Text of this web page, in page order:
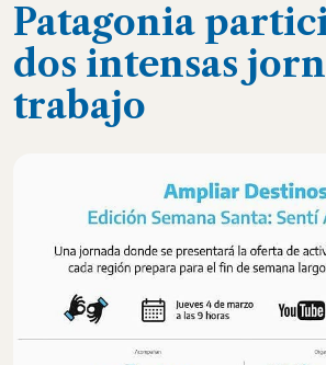
Patagonia
dos intensas
trabajo